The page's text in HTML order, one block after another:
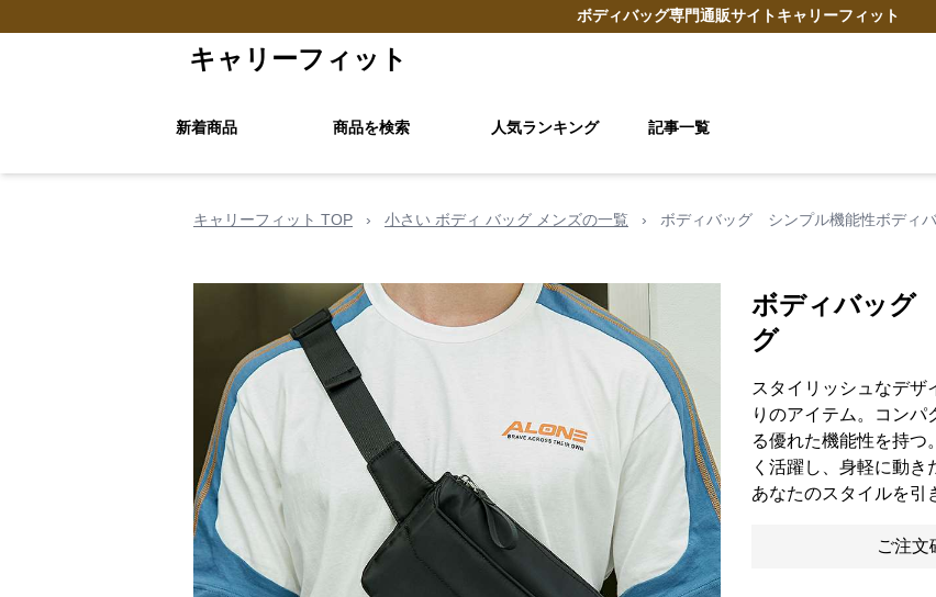
ボディバッグ専門通販サイトキャリーフィット
キャリーフィット
新着商品 商品を検索 人気ランキング 記事一覧
キャリーフィット TOP › 小さい ボディ バッグ メンズの一覧 › ボディバッグ シンプル機能性ボディ
ボディバッグ
グ
スタイリッシュなデザ
りのアイテム。コンパ
る優れた機能性を持つ
く活躍し、身軽に動き
あなたのスタイルを引
ご注文